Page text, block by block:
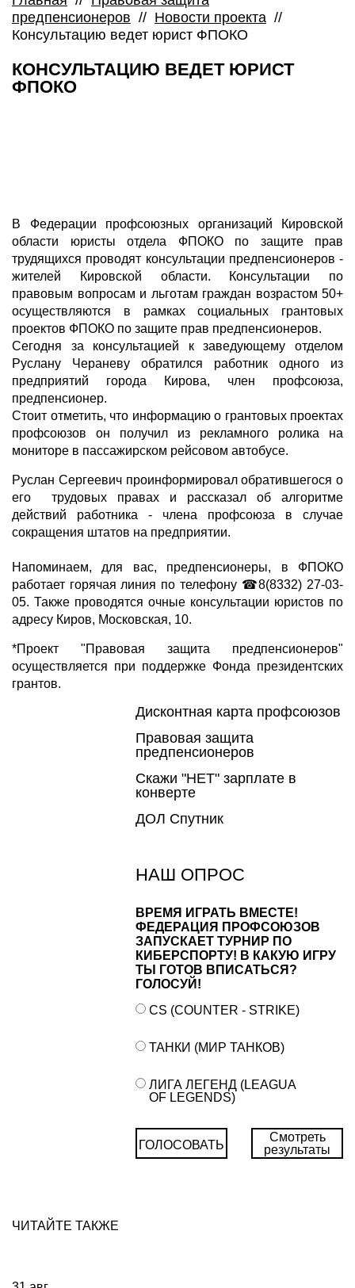
предпенсионеров // Новости проекта //
Консультацию ведет юрист ФПОКО
КОНСУЛЬТАЦИЮ ВЕДЕТ ЮРИСТ
ФПОКО
В Федерации профсоюзных организаций Кировской
области юристы отдела ФПОКО по защите прав
трудящихся проводят консультации предпенсионеров -
жителей Кировской области. Консультации по
правовым вопросам и льготам граждан возрастом 50+
осуществляются в рамках социальных грантовых
проектов ФПОКО по защите прав предпенсионеров.
Сегодня за консультацией к заведующему отделом
Руслану Чераневу обратился работник одного из
предприятий города Кирова, член профсоюза,
предпенсионер.
Стоит отметить, что информацию о грантовых проектах
профсоюзов он получил из рекламного ролика на
мониторе в пассажирском рейсовом автобусе.
Руслан Сергеевич проинформировал обратившегося о
его трудовых правах и рассказал об алгоритме
действий работника - члена профсоюза в случае
сокращения штатов на предприятии.
Напоминаем, для вас, предпенсионеры, в ФПОКО
работает горячая линия по телефону ☎8(8332) 27-03-
05. Также проводятся очные консультации юристов по
адресу Киров, Московская, 10.
*Проект "Правовая защита предпенсионеров"
осуществляется при поддержке Фонда президентских
грантов.
Дисконтная карта профсоюзов
Правовая защита
предпенсионеров
Скажи "НЕТ" зарплате в
конверте
ДОЛ Спутник
НАШ ОПРОС
ВРЕМЯ ИГРАТЬ ВМЕСТЕ!
ФЕДЕРАЦИЯ ПРОФСОЮЗОВ
ЗАПУСКАЕТ ТУРНИР ПО
КИБЕРСПОРТУ! В КАКУЮ ИГРУ
ТЫ ГОТОВ ВПИСАТЬСЯ?
ГОЛОСУЙ!
CS (COUNTER - STRIKE)
ТАНКИ (МИР ТАНКОВ)
ЛИГА ЛЕГЕНД (LEAGUA
OF LEGENDS)
ГОЛОСОВАТЬ
Смотреть
результаты
ЧИТАЙТЕ ТАКЖЕ